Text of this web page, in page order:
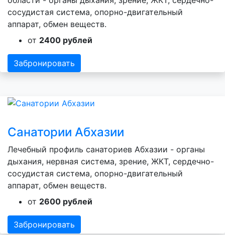
сосудистая система, опорно-двигательный
аппарат, обмен веществ.
от 2400 рублей
Забронировать
Санатории Абхазии
Лечебный профиль санаториев Абхазии - органы
дыхания, нервная система, зрение, ЖКТ, сердечно-
сосудистая система, опорно-двигательный
аппарат, обмен веществ.
от 2600 рублей
Забронировать